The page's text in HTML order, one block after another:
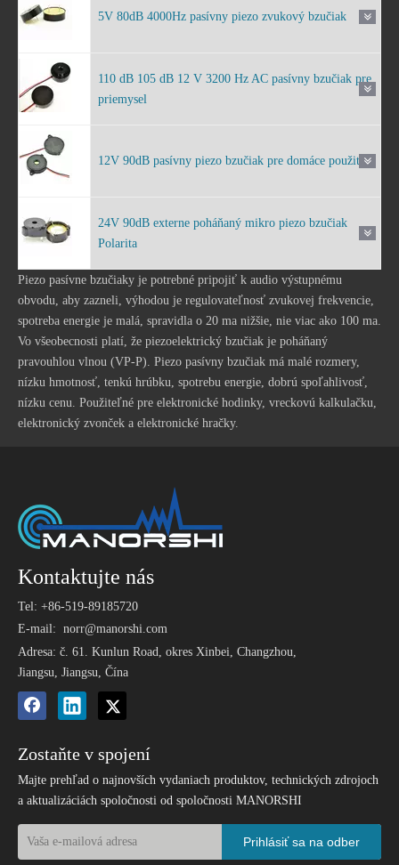
5V 80dB 4000Hz pasívny piezo zvukový bzučiak
110 dB 105 dB 12 V 3200 Hz AC pasívny bzučiak pre
priemysel
12V 90dB pasívny piezo bzučiak pre domáce použitie
24V 90dB externe poháňaný mikro piezo bzučiak
Polarita
Piezo pasívne bzučiaky je potrebné pripojiť k audio výstupnému
obvodu, aby zazneli, výhodou je regulovateľnosť zvukovej frekvencie,
spotreba energie je malá, spravidla o 20 ma nižšie, nie viac ako 100 ma.
Vo všeobecnosti platí, že piezoelektrický bzučiak je poháňaný
pravouhlou vlnou (VP-P). Piezo pasívny bzučiak má malé rozmery,
nízku hmotnosť, tenkú hrúbku, spotrebu energie, dobrú spoľahlivosť,
nízku cenu. Použiteľné pre elektronické hodinky, vreckovú kalkulačku,
elektronický zvonček a elektronické hračky.
Kontaktujte nás
Tel: +86-519-89185720
E-mail: norr@manorshi.com
Adresa: č. 61. Kunlun Road, okres Xinbei, Changzhou,
Jiangsu, Jiangsu, Čína
Zostaňte v spojení
Majte prehľad o najnovších vydaniach produktov, technických zdrojoch
a aktualizáciách spoločnosti od spoločnosti MANORSHI
Prihlásiť sa na odber